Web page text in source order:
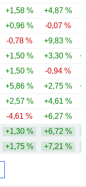
+1,58 % +4,87 %
+0,96 % -0,07 %
-0,78 % +9,83 %
+1,50 % +3,30 %
+1,50 % -0,94 %
+5,86 % +2,75 %
+2,57 % +4,61 %
-4,61 % +6,27 %
+1,30 % +6,72 %
+1,75 % +7,21 %